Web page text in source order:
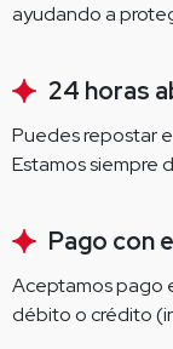
ayudando a
24 horas
Puedes repostar
Estamos siempre
Pago con
Aceptamos pago
débito o crédito